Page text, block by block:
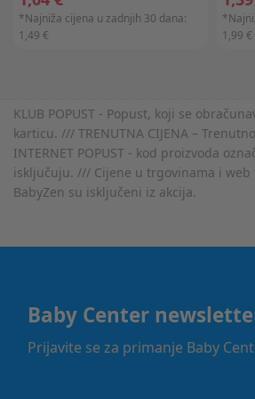
*Najniža cijena u zadnjih 30 dana:
1,49 €
1,99 €
KLUB POPUST - Popust, koji se
karticu. /// TRENUTNA CIJENA –
INTERNET POPUST - kod proizvoda
isključuju. /// Cijene u trgovinama i web
BabyZen su isključeni iz akcija.
Baby Center
Prijavite se za primanje Baby